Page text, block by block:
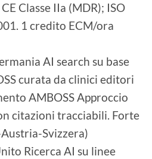
Classe IIa (MDR); ISO
1 credito ECM/ora
AI search su base
curata da clinici editori
AMBOSS Approccio
citazioni tracciabili. Forte
Svizzera)
Ricerca AI su linee